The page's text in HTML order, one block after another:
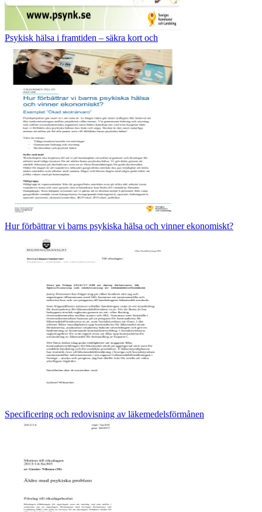
Psykisk hälsa i framtiden – säkra kort och
Hur förbättrar vi barns psykiska hälsa och vinner ekonomiskt?
Specificering och redovisning av läkemedelsförmånen